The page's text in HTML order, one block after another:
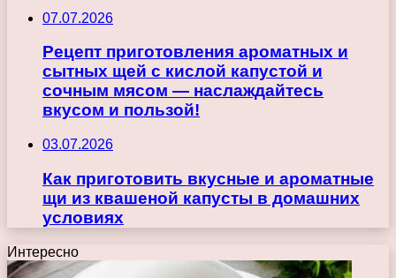
07.07.2026
Рецепт приготовления ароматных и
сытных щей с кислой капустой и
сочным мясом — наслаждайтесь
вкусом и пользой!
03.07.2026
Как приготовить вкусные и ароматные
щи из квашеной капусты в домашних
условиях
Интересно